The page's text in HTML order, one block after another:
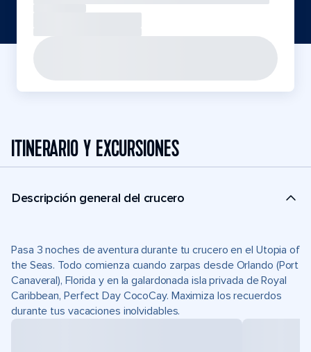
ITINERARIO Y EXCURSIONES
Descripción general del crucero
Pasa 3 noches de aventura durante tu crucero en el Utopia of
the Seas. Todo comienza cuando zarpas desde Orlando (Port
Canaveral), Florida y en la galardonada isla privada de Royal
Caribbean, Perfect Day CocoCay. Maximiza los recuerdos
durante tus vacaciones inolvidables.